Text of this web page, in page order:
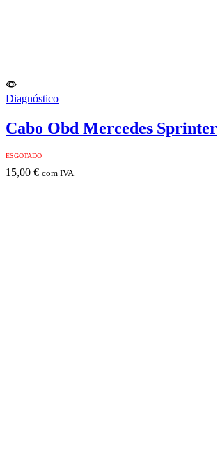
Diagnóstico
Cabo Obd Mercedes Sprinter
ESGOTADO
15,00 € com IVA